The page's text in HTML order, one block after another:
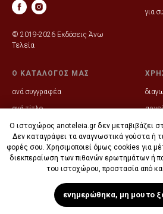
© 2019-2026 Εκδόσεις Άνω
Τελεία
για
Ο ΚΑΤΑΛΟΓΟΣ ΜΑΣ
ανά συγγραφέα
ανά τίτλο
Ο ιστοχώρος anoteleia.gr δεν μετα­βι­βά­ζει
Δεν κατα­γράφει τα ανα­γνω­στικά γού­στα ή
φορές σου. Χρη­σι­μο­ποιεί όμως cookies για
διεκ­πε­ραί­ωση των πι­θα­νών ερω­τη­μάτων ή
του ιστο­χώρου, προ­στα­σία από
ενημερώθηκα, μη μου το